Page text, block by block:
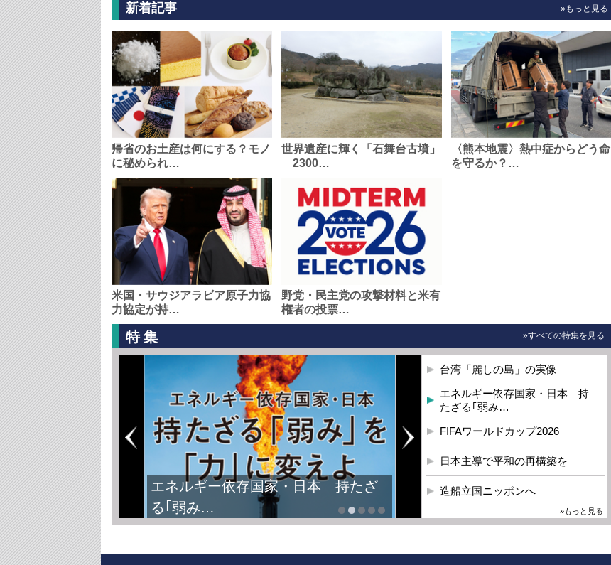
新着記事 »もっと見る
帰省のお土産は何にする？モノ
に秘められ…
世界遺産に輝く「石舞台古墳」
2300…
〈熊本地震〉熱中症からどう命
を守るか？…
米国・サウジアラビア原子力協
力協定が持…
野党・民主党の攻撃材料と米有
権者の投票…
特集 »すべての特集を見る
エネルギー依存国家・日本 持たざ
る｢弱み…
台湾「麗しの島」の実像
エネルギー依存国家・日本 持
たざる｢弱み…
FIFAワールドカップ2026
日本主導で平和の再構築を
造船立国ニッポンへ
»もっと見る